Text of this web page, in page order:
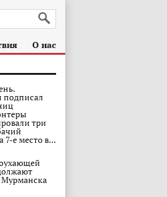
О нас
подписал
три
7-е место в...
Мурманска